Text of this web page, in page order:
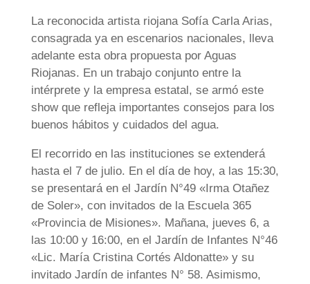
La reconocida artista riojana Sofía Carla Arias,
consagrada ya en escenarios nacionales, lleva
adelante esta obra propuesta por Aguas
Riojanas. En un trabajo conjunto entre la
intérprete y la empresa estatal, se armó este
show que refleja importantes consejos para los
buenos hábitos y cuidados del agua.
El recorrido en las instituciones se extenderá
hasta el 7 de julio. En el día de hoy, a las 15:30,
se presentará en el Jardín N°49 «Irma Otañez
de Soler», con invitados de la Escuela 365
«Provincia de Misiones». Mañana, jueves 6, a
las 10:00 y 16:00, en el Jardín de Infantes N°46
«Lic. María Cristina Cortés Aldonatte» y su
invitado Jardín de infantes N° 58. Asimismo,